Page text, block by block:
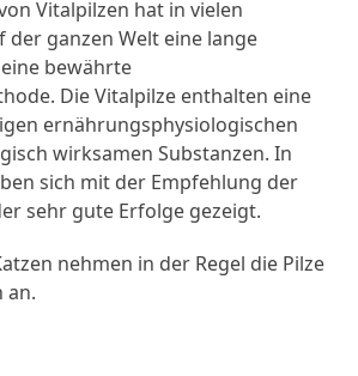
Vitalpilzen hat in vielen
der ganzen Welt eine lange
bewährte
Die Vitalpilze enthalten eine
ernährungsphysiologischen
wirksamen Substanzen. In
sich mit der Empfehlung der
sehr gute Erfolge gezeigt.
nehmen in der Regel die Pilze
an.